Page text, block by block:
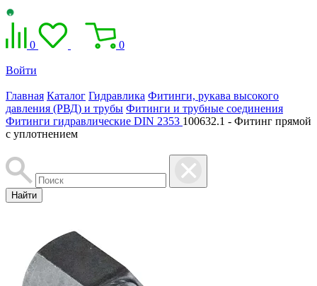
0 0
Войти
Главная Каталог Гидравлика Фитинги, рукава высокого
давления (РВД) и трубы Фитинги и трубные соединения
Фитинги гидравлические DIN 2353 100632.1 - Фитинг прямой
с уплотнением
Найти